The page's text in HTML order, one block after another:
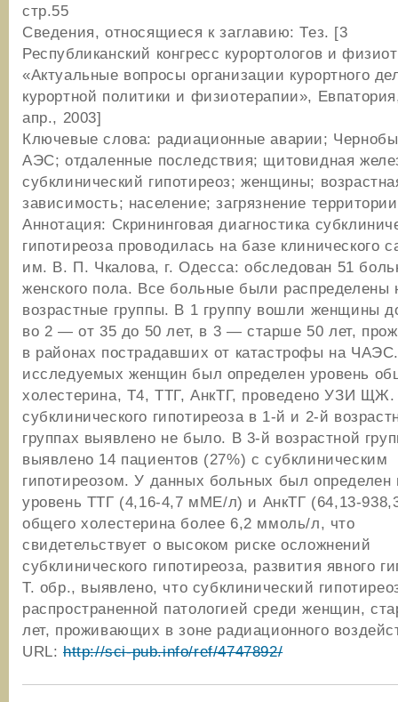
стр.55
Сведения, относящиеся к заглавию: Тез. [3
Республиканский конгресс курортологов и
«Актуальные вопросы организации курортного
курортной политики и физиотерапии»,
апр., 2003]
Ключевые слова: радиационные аварии;
АЭС; отдаленные последствия; щитовидная
субклинический гипотиреоз; женщины;
зависимость; население; загрязнение территории
Аннотация: Скрининговая диагностика
гипотиреоза проводилась на базе клинического
им. В. П. Чкалова, г. Одесса: обследован 51
женского пола. Все больные были распределены
возрастные группы. В 1 группу вошли женщины
во 2 — от 35 до 50 лет, в 3 — старше 50 лет,
в районах пострадавших от катастрофы на
исследуемых женщин был определен уровень
холестерина, Т4, ТТГ, АнкТГ, проведено УЗИ ЩЖ.
субклинического гипотиреоза в 1-й и 2-й
группах выявлено не было. В 3-й возрастной
выявлено 14 пациентов (27%) с субклиническим
гипотиреозом. У данных больных был определен
уровень ТТГ (4,16-4,7 мМЕ/л) и АнкТГ (64,13-
общего холестерина более 6,2 ммоль/л, что
свидетельствует о высоком риске осложнений
субклинического гипотиреоза, развития явного
Т. обр., выявлено, что субклинический
распространенной патологией среди женщин,
лет, проживающих в зоне радиационного
URL: http://sci-pub.info/ref/4747892/